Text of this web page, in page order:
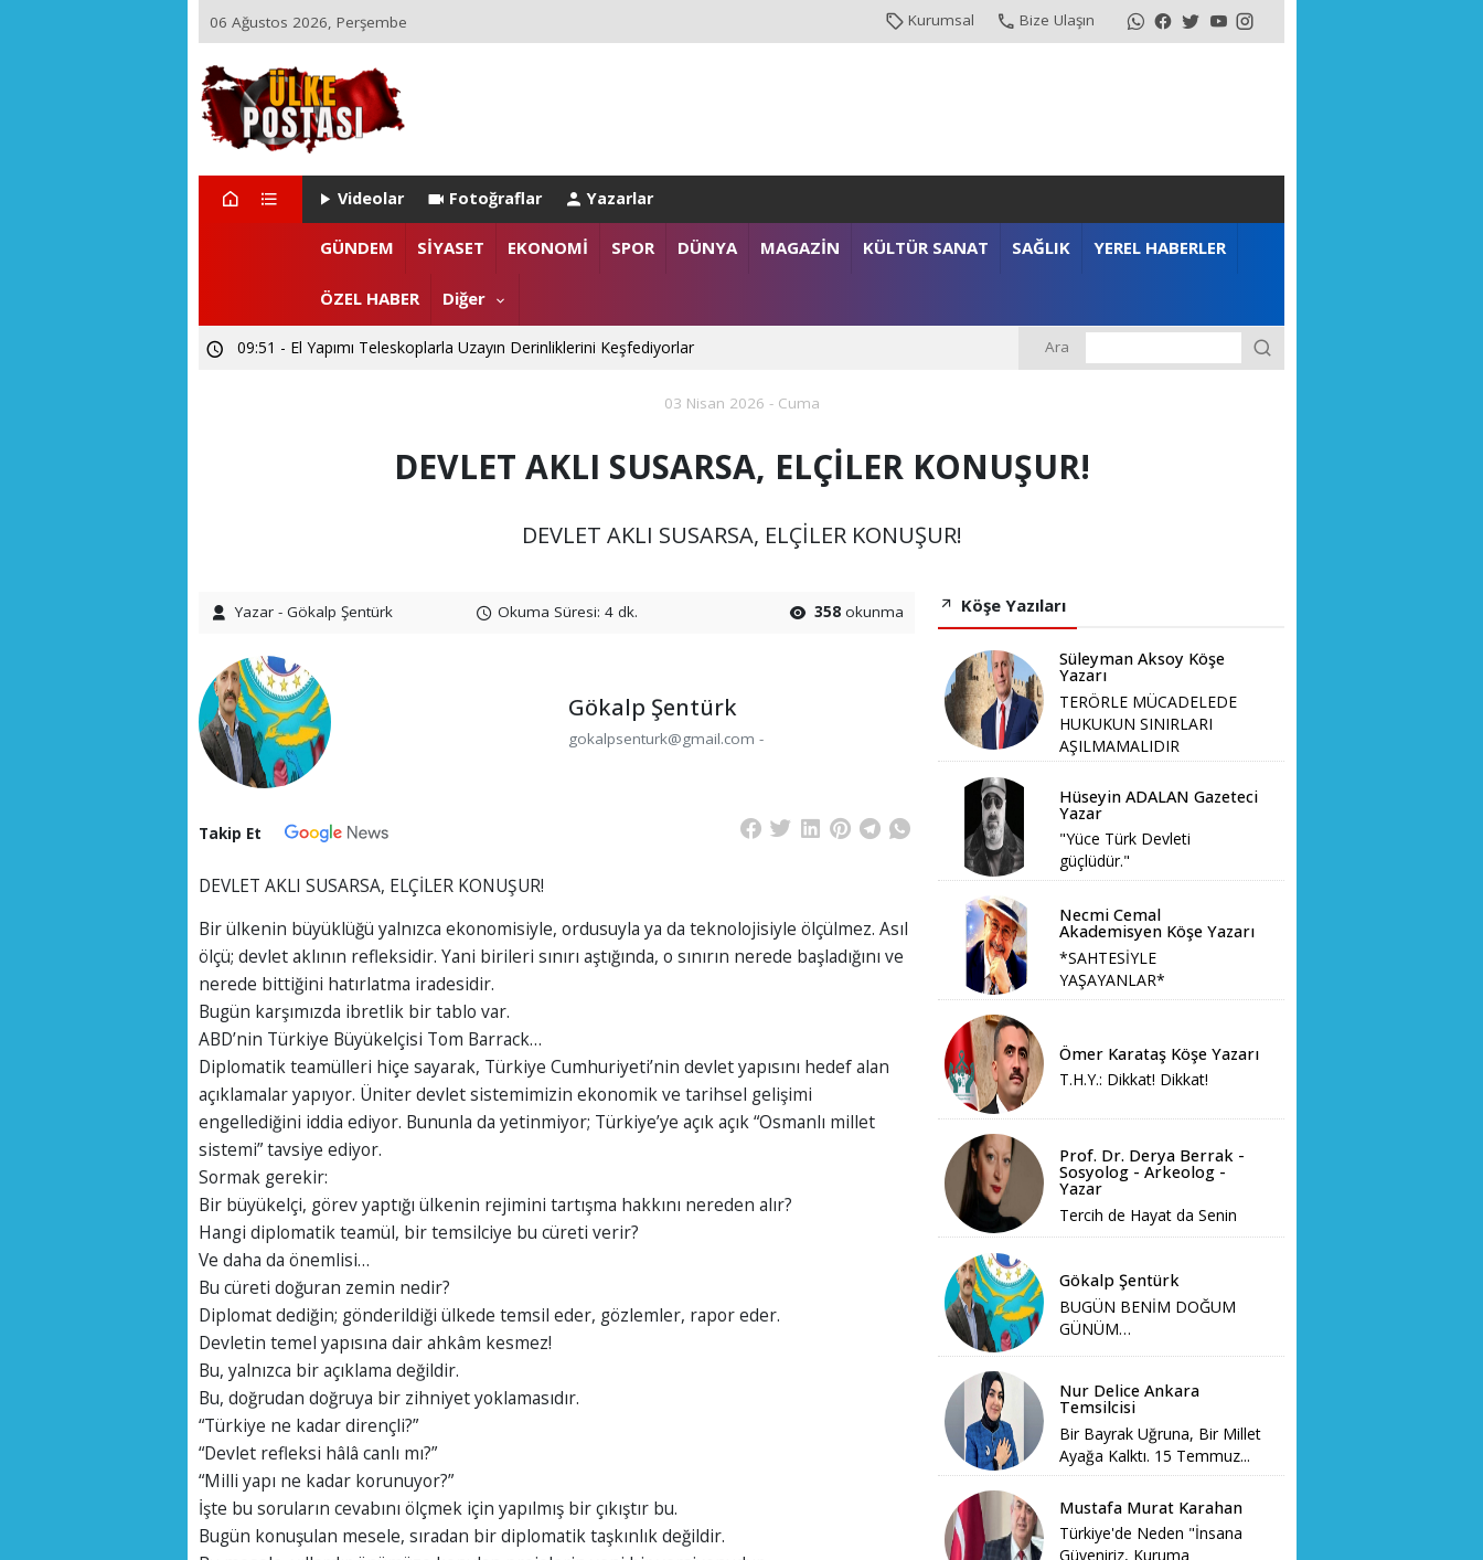
06 Ağustos 2026, Perşembe Kurumsal Bize Ulaşın
Videolar Fotoğraflar Yazarlar
GÜNDEM SİYASET EKONOMİ SPOR DÜNYA MAGAZİN KÜLTÜR SANAT SAĞLIK YEREL HABERLER
ÖZEL HABER Diğer
09:51 - El Yapımı Teleskoplarla Uzayın Derinliklerini Keşfediyorlar Ara
03 Nisan 2026 - Cuma
DEVLET AKLI SUSARSA, ELÇİLER KONUŞUR!
DEVLET AKLI SUSARSA, ELÇİLER KONUŞUR!
Yazar - Gökalp Şentürk Okuma Süresi: 4 dk. 358 okunma
Gökalp Şentürk
gokalpsenturk@gmail.com -
Takip Et
DEVLET AKLI SUSARSA, ELÇİLER KONUŞUR!
Bir ülkenin büyüklüğü yalnızca ekonomisiyle, ordusuyla ya da teknolojisiyle ölçülmez. Asıl
ölçü; devlet aklının refleksidir. Yani birileri sınırı aştığında, o sınırın nerede başladığını ve
nerede bittiğini hatırlatma iradesidir.
Bugün karşımızda ibretlik bir tablo var.
ABD’nin Türkiye Büyükelçisi Tom Barrack…
Diplomatik teamülleri hiçe sayarak, Türkiye Cumhuriyeti’nin devlet yapısını hedef alan
açıklamalar yapıyor. Üniter devlet sistemimizin ekonomik ve tarihsel gelişimi
engellediğini iddia ediyor. Bununla da yetinmiyor; Türkiye’ye açık açık “Osmanlı millet
sistemi” tavsiye ediyor.
Sormak gerekir:
Bir büyükelçi, görev yaptığı ülkenin rejimini tartışma hakkını nereden alır?
Hangi diplomatik teamül, bir temsilciye bu cüreti verir?
Ve daha da önemlisi…
Bu cüreti doğuran zemin nedir?
Diplomat dediğin; gönderildiği ülkede temsil eder, gözlemler, rapor eder.
Devletin temel yapısına dair ahkâm kesmez!
Bu, yalnızca bir açıklama değildir.
Bu, doğrudan doğruya bir zihniyet yoklamasıdır.
“Türkiye ne kadar dirençli?”
“Devlet refleksi hâlâ canlı mı?”
“Milli yapı ne kadar korunuyor?”
İşte bu soruların cevabını ölçmek için yapılmış bir çıkıştır bu.
Bugün konuşulan mesele, sıradan bir diplomatik taşkınlık değildir.
Köşe Yazıları
Süleyman Aksoy Köşe
Yazarı
TERÖRLE MÜCADELEDE
HUKUKUN SINIRLARI
AŞILMAMALIDIR
Hüseyin ADALAN Gazeteci
Yazar
"Yüce Türk Devleti
güçlüdür."
Necmi Cemal
Akademisyen Köşe Yazarı
*SAHTESİYLE
YAŞAYANLAR*
Ömer Karataş Köşe Yazarı
T.H.Y.: Dikkat! Dikkat!
Prof. Dr. Derya Berrak -
Sosyolog - Arkeolog -
Yazar
Tercih de Hayat da Senin
Gökalp Şentürk
BUGÜN BENİM DOĞUM
GÜNÜM…
Nur Delice Ankara
Temsilcisi
Bir Bayrak Uğruna, Bir Millet
Ayağa Kalktı. 15 Temmuz...
Mustafa Murat Karahan
Türkiye'de Neden "İnsana
Güveniriz, Kuruma